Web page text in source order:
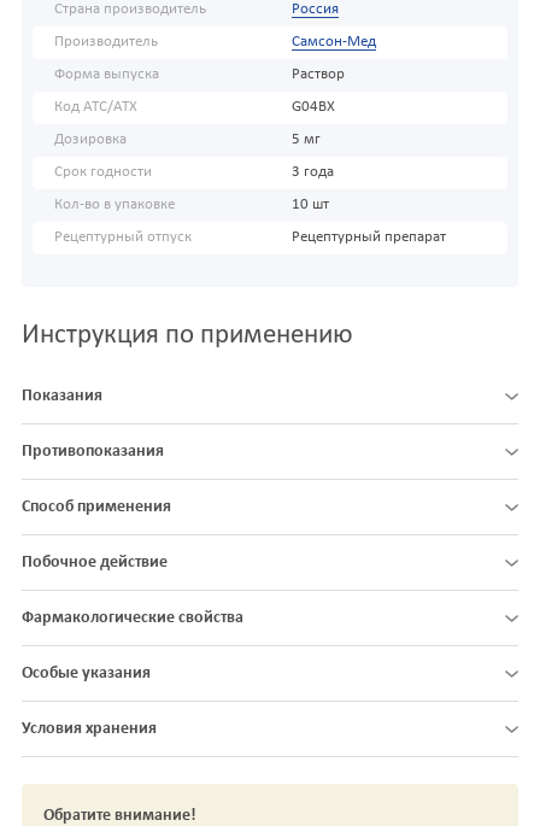
Страна производитель Россия
Производитель Самсон-Мед
Форма выпуска Раствор
Код АТС/ATX G04BX
Дозировка 5 мг
Срок годности 3 года
Кол-во в упаковке 10 шт
Рецептурный отпуск Рецептурный препарат
Инструкция по применению
Показания
Противопоказания
Способ применения
Побочное действие
Фармакологические свойства
Особые указания
Условия хранения
Обратите внимание!